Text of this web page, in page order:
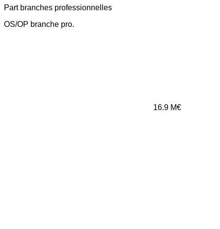
Part branches professionnelles
OS/OP branche pro.
16.9 M€